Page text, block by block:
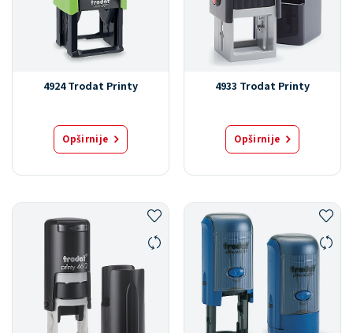
4924 Trodat Printy
Opširnije
4933 Trodat Printy
Opširnije